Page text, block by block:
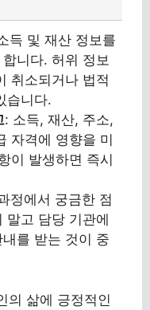
득 및 재산 정보를
니다. 허위 정보
취소되거나 법적
습니다.
: 소득, 재산, 주소,
자격에 영향을 미
이 발생하면 즉시
정에서 궁금한 점
말고 담당 기관에
를 받는 것이 중
의 삶에 긍정적인